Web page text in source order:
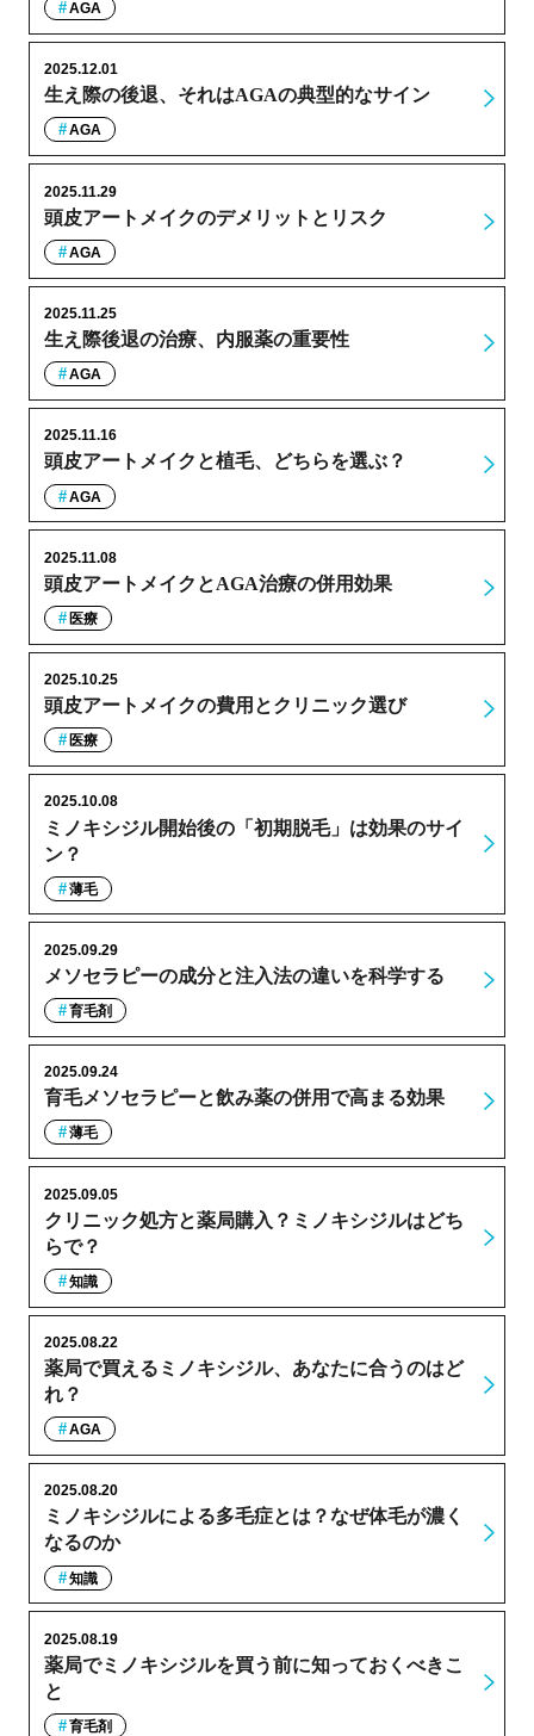
AGA
生え際の後退、それはAGAの典型的なサイン
2025.12.01
AGA
頭皮アートメイクのデメリットとリスク
2025.11.29
AGA
生え際後退の治療、内服薬の重要性
2025.11.25
AGA
頭皮アートメイクと植毛、どちらを選ぶ？
2025.11.16
AGA
頭皮アートメイクとAGA治療の併用効果
2025.11.08
医療
頭皮アートメイクの費用とクリニック選び
2025.10.25
医療
ミノキシジル開始後の「初期脱毛」は効果のサイ
ン？
2025.10.08
薄毛
メソセラピーの成分と注入法の違いを科学する
2025.09.29
育毛剤
育毛メソセラピーと飲み薬の併用で高まる効果
2025.09.24
薄毛
クリニック処方と薬局購入？ミノキシジルはどち
らで？
2025.09.05
知識
薬局で買えるミノキシジル、あなたに合うのはど
れ？
2025.08.22
AGA
ミノキシジルによる多毛症とは？なぜ体毛が濃く
なるのか
2025.08.20
知識
薬局でミノキシジルを買う前に知っておくべきこ
と
2025.08.19
育毛剤